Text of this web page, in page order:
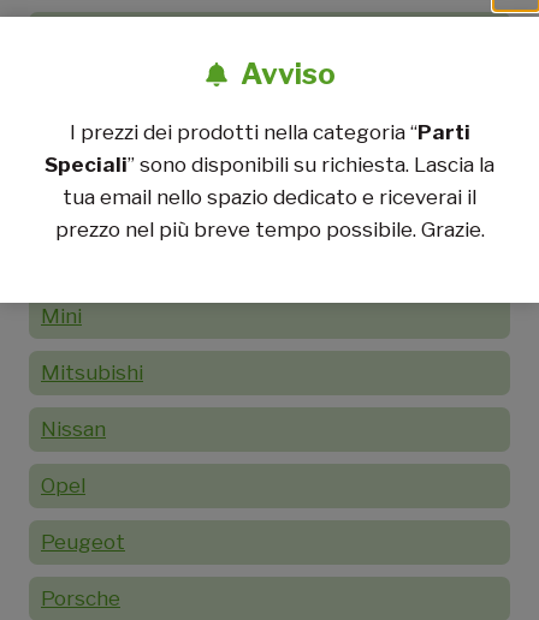
Lotus
Mazda
Mini
Mitsubishi
Nissan
Opel
Peugeot
Porsche
Avviso
I prezzi dei prodotti nella categoria “Parti
Speciali” sono disponibili su richiesta. Lascia la
tua email nello spazio dedicato e riceverai il
prezzo nel più breve tempo possibile. Grazie.